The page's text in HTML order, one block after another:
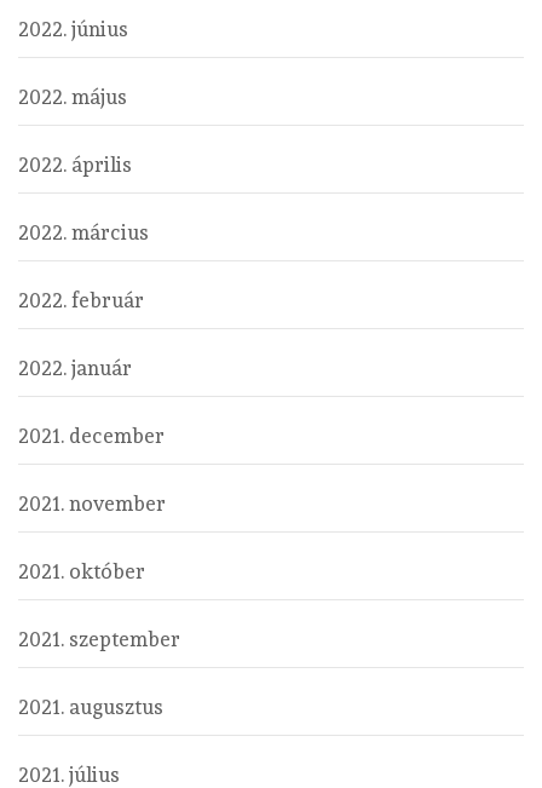
2022. június
2022. május
2022. április
2022. március
2022. február
2022. január
2021. december
2021. november
2021. október
2021. szeptember
2021. augusztus
2021. július